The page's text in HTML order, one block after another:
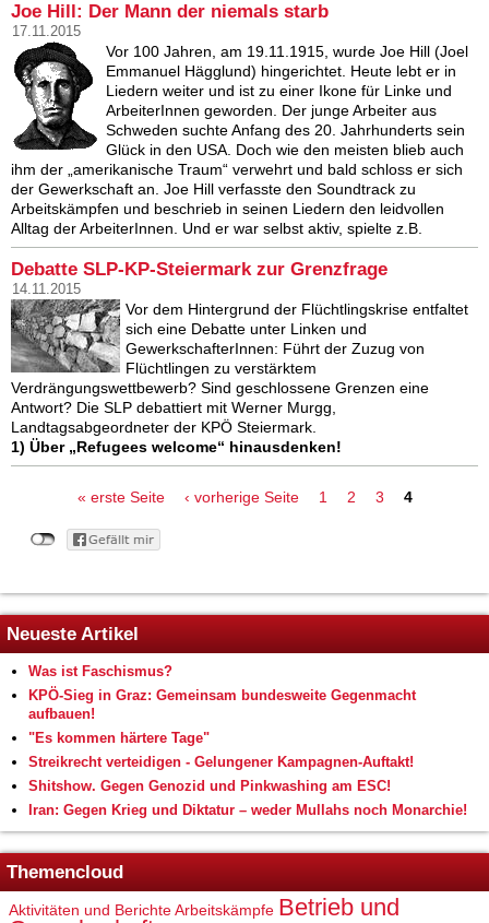
Joe Hill: Der Mann der niemals starb
17.11.2015
Vor 100 Jahren, am 19.11.1915, wurde Joe Hill (Joel
Emmanuel Hägglund) hingerichtet. Heute lebt er in
Liedern weiter und ist zu einer Ikone für Linke und
ArbeiterInnen geworden. Der junge Arbeiter aus
Schweden suchte Anfang des 20. Jahrhunderts sein
Glück in den USA. Doch wie den meisten blieb auch
ihm der „amerikanische Traum“ verwehrt und bald schloss er sich
der Gewerkschaft an. Joe Hill verfasste den Soundtrack zu
Arbeitskämpfen und beschrieb in seinen Liedern den leidvollen
Alltag der ArbeiterInnen. Und er war selbst aktiv, spielte z.B.
Debatte SLP-KP-Steiermark zur Grenzfrage
14.11.2015
Vor dem Hintergrund der Flüchtlingskrise entfaltet
sich eine Debatte unter Linken und
GewerkschafterInnen: Führt der Zuzug von
Flüchtlingen zu verstärktem
Verdrängungswettbewerb? Sind geschlossene Grenzen eine
Antwort? Die SLP debattiert mit Werner Murgg,
Landtagsabgeordneter der KPÖ Steiermark.
1) Über „Refugees welcome“ hinausdenken!
« erste Seite ‹ vorherige Seite 1 2 3 4
Neueste Artikel
Was ist Faschismus?
KPÖ-Sieg in Graz: Gemeinsam bundesweite Gegenmacht
aufbauen!
"Es kommen härtere Tage"
Streikrecht verteidigen - Gelungener Kampagnen-Auftakt!
Shitshow. Gegen Genozid und Pinkwashing am ESC!
Iran: Gegen Krieg und Diktatur – weder Mullahs noch Monarchie!
Themencloud
Aktivitäten und BerichteArbeitskämpfe Betrieb und